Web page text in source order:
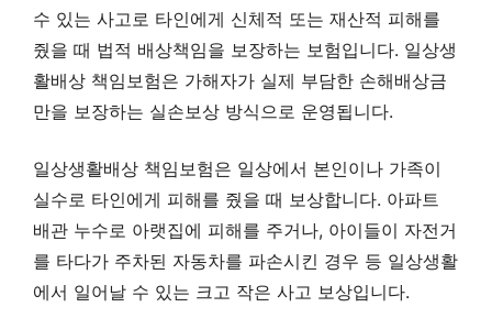
수 있는 사고로 타인에게 신체적 또는 재산적 피해를
줬을 때 법적 배상책임을 보장하는 보험입니다. 일상생
활배상 책임보험은 가해자가 실제 부담한 손해배상금
만을 보장하는 실손보상 방식으로 운영됩니다.
일상생활배상 책임보험은 일상에서 본인이나 가족이
실수로 타인에게 피해를 줬을 때 보상합니다. 아파트
배관 누수로 아랫집에 피해를 주거나, 아이들이 자전거
를 타다가 주차된 자동차를 파손시킨 경우 등 일상생활
에서 일어날 수 있는 크고 작은 사고 보상입니다.